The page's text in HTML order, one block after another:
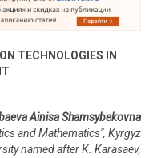
TECHNOLOGIES IN
Ainisa Shamsybekovna
and Mathematics", Kyrgyz
named after K. Karasaev,